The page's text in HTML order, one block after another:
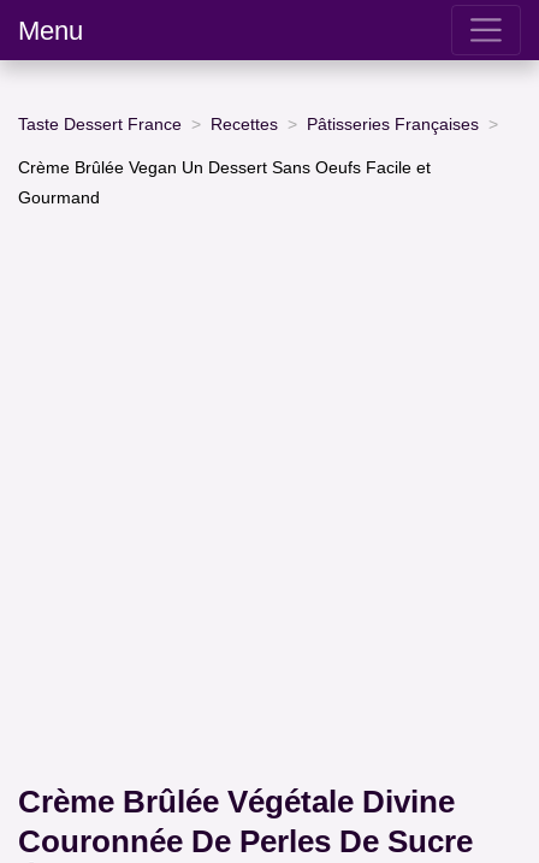
Menu
Taste Dessert France Recettes Pâtisseries Françaises
Crème Brûlée Vegan Un Dessert Sans Oeufs Facile et
Gourmand
Crème Brûlée Végétale Divine
Couronnée De Perles De Sucre